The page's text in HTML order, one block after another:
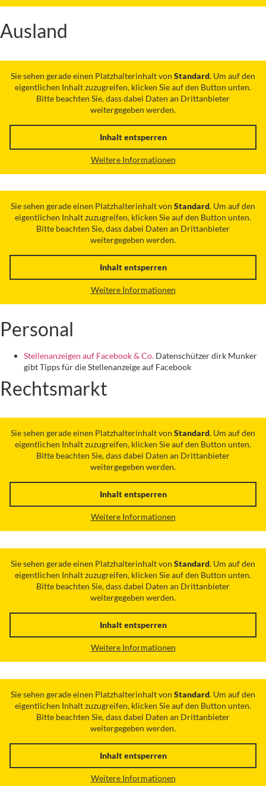
Ausland
Sie sehen gerade einen Platzhalterinhalt von Standard. Um auf den
eigentlichen Inhalt zuzugreifen, klicken Sie auf den Button unten.
Bitte beachten Sie, dass dabei Daten an Drittanbieter
weitergegeben werden.
Inhalt entsperren
Weitere Informationen
Sie sehen gerade einen Platzhalterinhalt von Standard. Um auf den
eigentlichen Inhalt zuzugreifen, klicken Sie auf den Button unten.
Bitte beachten Sie, dass dabei Daten an Drittanbieter
weitergegeben werden.
Inhalt entsperren
Weitere Informationen
Personal
Stellenanzeigen auf Facebook & Co. Datenschützer dirk Munker
gibt Tipps für die Stellenanzeige auf Facebook
Rechtsmarkt
Sie sehen gerade einen Platzhalterinhalt von Standard. Um auf den
eigentlichen Inhalt zuzugreifen, klicken Sie auf den Button unten.
Bitte beachten Sie, dass dabei Daten an Drittanbieter
weitergegeben werden.
Inhalt entsperren
Weitere Informationen
Sie sehen gerade einen Platzhalterinhalt von Standard. Um auf den
eigentlichen Inhalt zuzugreifen, klicken Sie auf den Button unten.
Bitte beachten Sie, dass dabei Daten an Drittanbieter
weitergegeben werden.
Inhalt entsperren
Weitere Informationen
Sie sehen gerade einen Platzhalterinhalt von Standard. Um auf den
eigentlichen Inhalt zuzugreifen, klicken Sie auf den Button unten.
Bitte beachten Sie, dass dabei Daten an Drittanbieter
weitergegeben werden.
Inhalt entsperren
Weitere Informationen